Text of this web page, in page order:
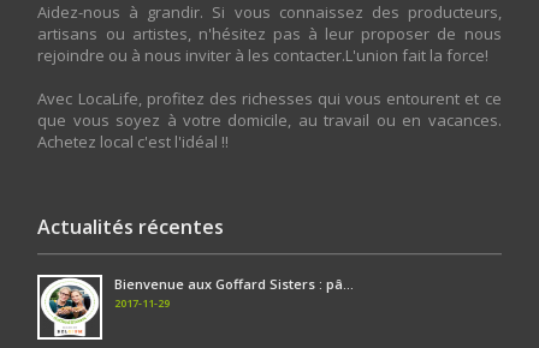
Aidez-nous à grandir. Si vous connaissez des producteurs,
artisans ou artistes, n'hésitez pas à leur proposer de nous
rejoindre ou à nous inviter à les contacter.L'union fait la force!
Avec LocaLife, profitez des richesses qui vous entourent et ce
que vous soyez à votre domicile, au travail ou en vacances.
Achetez local c'est l'idéal !!
Actualités récentes
Bienvenue aux Goffard Sisters : pâ...
2017-11-29